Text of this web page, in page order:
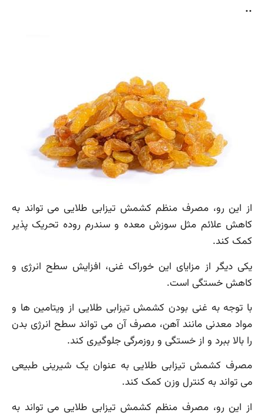
..
از این رو، مصرف منظم کشمش تیزابی طلایی می تواند به
کاهش علائم مثل سوزش معده و سندرم روده تحریک پذیر
کمک کند.
یکی دیگر از مزایای این خوراک غنی، افزایش سطح انرژی و
کاهش خستگی است.
با توجه به غنی بودن کشمش تیزابی طلایی از ویتامین ها و
مواد معدنی مانند آهن، مصرف آن می تواند سطح انرژی بدن
را بالا ببرد و از خستگی و روزمرگی جلوگیری کند.
مصرف کشمش تیزابی طلایی به عنوان یک شیرینی طبیعی
می تواند به کنترل وزن کمک کند.
از این رو، مصرف منظم کشمش تیزابی طلایی می تواند به